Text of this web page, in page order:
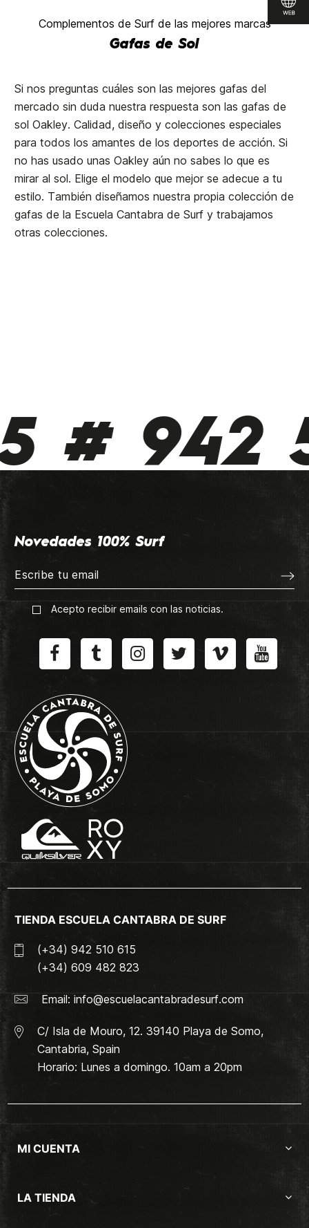
Complementos de Surf de las mejores marcas
Gafas de Sol
Si nos preguntas cuáles son las mejores gafas del
mercado sin duda nuestra respuesta son las gafas de
sol Oakley. Calidad, diseño y colecciones especiales
para todos los amantes de los deportes de acción. Si
no has usado unas Oakley aún no sabes lo que es
mirar al sol. Elige el modelo que mejor se adecue a tu
estilo. También diseñamos nuestra propia colección de
gafas de la Escuela Cantabra de Surf y trabajamos
otras colecciones.
# 942
Novedades 100% Surf
Acepto recibir emails con las noticias.
TIENDA ESCUELA CANTABRA DE SURF
(+34) 942 510 615
(+34) 609 482 823
Email: info@escuelacantabradesurf.com
C/ Isla de Mouro, 12. 39140 Playa de Somo,
Cantabria, Spain
Horario: Lunes a domingo. 10am a 20pm
MI CUENTA
LA TIENDA